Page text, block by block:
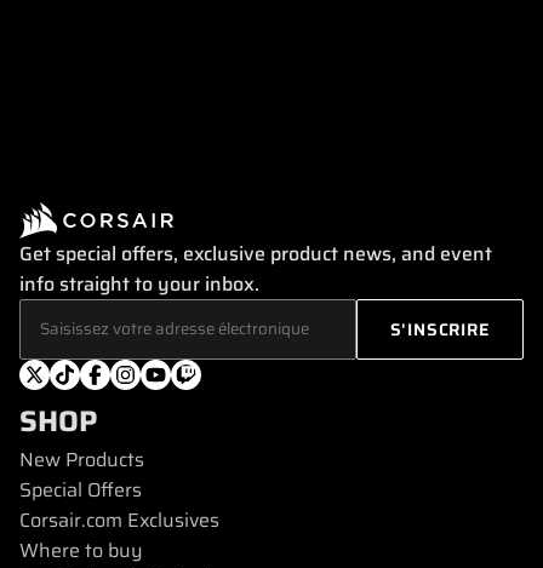
Get special offers, exclusive product news, and event
info straight to your inbox.
SHOP
New Products
Special Offers
Corsair.com Exclusives
Where to buy